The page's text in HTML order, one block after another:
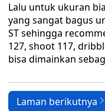
Lalu untuk ukuran
yang sangat bagus
ST sehingga
127, shoot 117,
bisa dimainkan
Laman berikutnya